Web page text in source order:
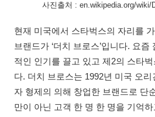
사진출처 : en.wikipedia.org/wiki/
현재 미국에서 스타벅스의 자리를
브랜드가 ‘더치 브로스’입니다. 요
적인 인기를 끌고 있고 제2의 스타
다. 더치 브로스는 1992년 미국 오리
자 형제의 의해 창업한 브랜드로 단
만이 아닌 고객 한 명 한 명을 기억